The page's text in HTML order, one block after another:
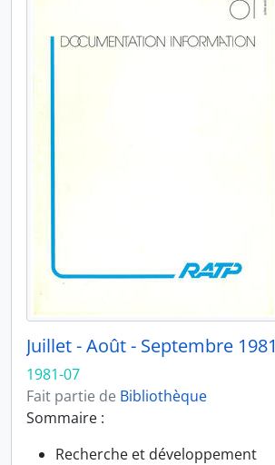
Juillet - Août - Septembre 1981
1981-07
Fait partie de Bibliothèque
Sommaire :
Recherche et développement